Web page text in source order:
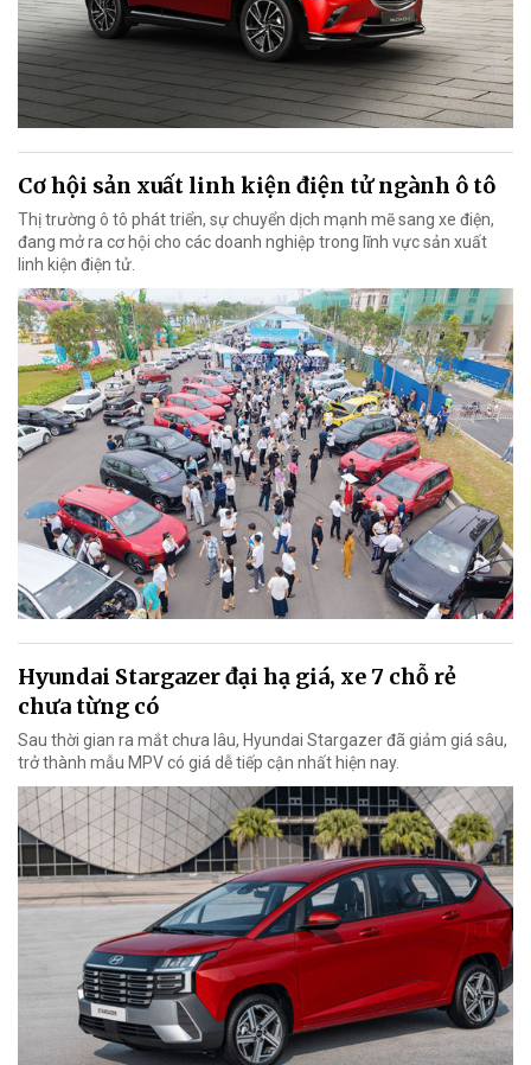
Cơ hội sản xuất linh kiện điện tử ngành ô tô
Thị trường ô tô phát triển, sự chuyển dịch mạnh mẽ sang xe điện,
đang mở ra cơ hội cho các doanh nghiệp trong lĩnh vực sản xuất
linh kiện điện tử.
Hyundai Stargazer đại hạ giá, xe 7 chỗ rẻ
chưa từng có
Sau thời gian ra mắt chưa lâu, Hyundai Stargazer đã giảm giá sâu,
trở thành mẫu MPV có giá dễ tiếp cận nhất hiện nay.